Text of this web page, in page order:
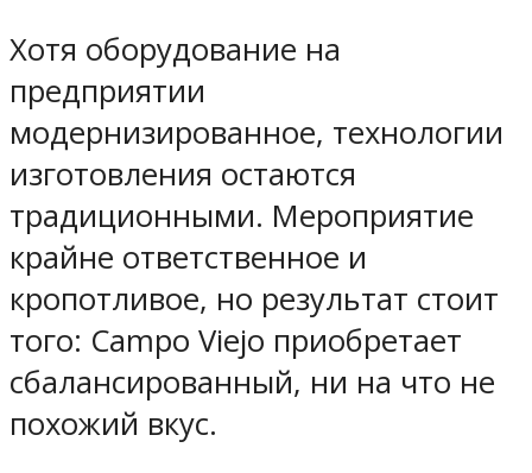
Хотя оборудование на
предприятии
модернизированное, технологии
изготовления остаются
традиционными. Мероприятие
крайне ответственное и
кропотливое, но результат стоит
того: Campo Viejo приобретает
сбалансированный, ни на что не
похожий вкус.